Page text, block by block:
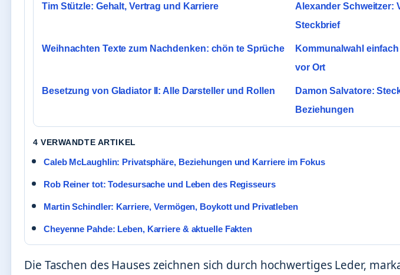
Tim Stützle: Gehalt, Vertrag und Karriere
Alexander Schweitzer:
Steckbrief
Weihnachten Texte zum Nachdenken: chön te Sprüche
Kommunalwahl
vor Ort
Besetzung von Gladiator II: Alle Darsteller und Rollen
Damon Salvatore:
Beziehungen
4 VERWANDTE ARTIKEL
Caleb McLaughlin: Privatsphäre, Beziehungen und Karriere im Fokus
Rob Reiner tot: Todesursache und Leben des Regisseurs
Martin Schindler: Karriere, Vermögen, Boykott und Privatleben
Cheyenne Pahde: Leben, Karriere & aktuelle Fakten
Die Taschen des Hauses zeichnen sich durch hochwertiges Leder,